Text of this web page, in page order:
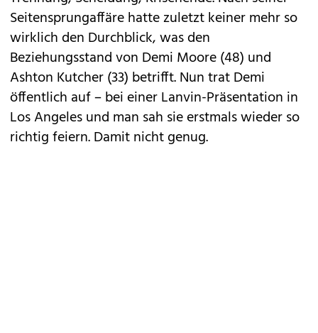
Seitensprungaffäre hatte zuletzt keiner mehr so
wirklich den Durchblick, was den
Beziehungsstand von Demi Moore(48) und
Ashton Kutcher(33) betrifft. Nun trat Demi
öffentlich auf – bei einer Lanvin-Präsentation in
Los Angeles und man sah sie erstmals wieder so
richtig feiern. Damit nicht genug.